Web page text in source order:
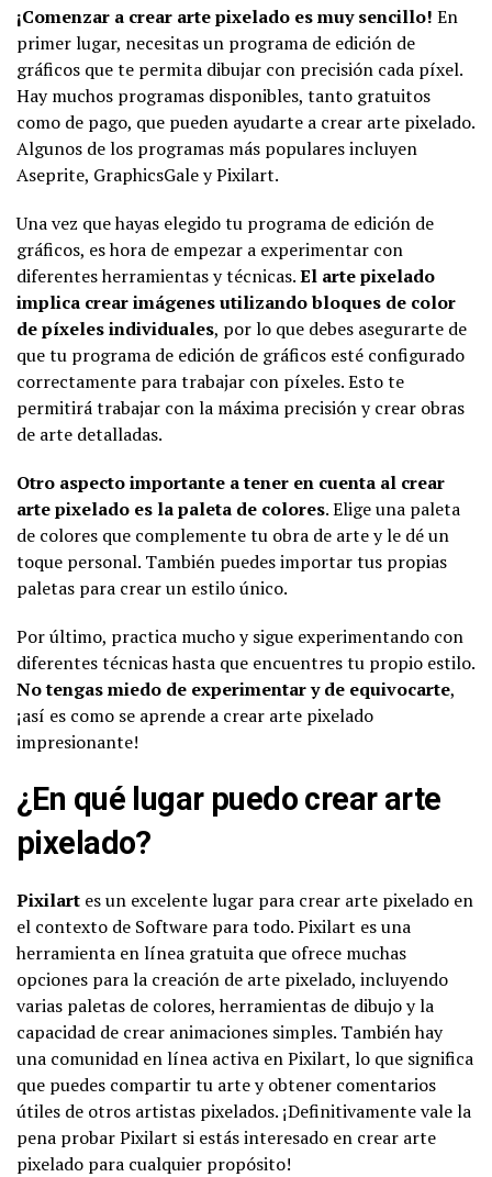
¡Comenzar a crear arte pixelado es muy sencillo! En
primer lugar, necesitas un programa de edición de
gráficos que te permita dibujar con precisión cada píxel.
Hay muchos programas disponibles, tanto gratuitos
como de pago, que pueden ayudarte a crear arte pixelado.
Algunos de los programas más populares incluyen
Aseprite, GraphicsGale y Pixilart.
Una vez que hayas elegido tu programa de edición de
gráficos, es hora de empezar a experimentar con
diferentes herramientas y técnicas.El arte pixelado
implica crear imágenes utilizando bloques de color
de píxeles individuales, por lo que debes asegurarte de
que tu programa de edición de gráficos esté configurado
correctamente para trabajar con píxeles. Esto te
permitirá trabajar con la máxima precisión y crear obras
de arte detalladas.
Otro aspecto importante a tener en cuenta al crear
arte pixelado es la paleta de colores. Elige una paleta
de colores que complemente tu obra de arte y le dé un
toque personal. También puedes importar tus propias
paletas para crear un estilo único.
Por último, practica mucho y sigue experimentando con
diferentes técnicas hasta que encuentres tu propio estilo.
No tengas miedo de experimentar y de equivocarte,
¡así es como se aprende a crear arte pixelado
impresionante!
¿En qué lugar puedo crear arte
pixelado?
Pixilart es un excelente lugar para crear arte pixelado en
el contexto de Software para todo. Pixilart es una
herramienta en línea gratuita que ofrece muchas
opciones para la creación de arte pixelado, incluyendo
varias paletas de colores, herramientas de dibujo y la
capacidad de crear animaciones simples. También hay
una comunidad en línea activa en Pixilart, lo que significa
que puedes compartir tu arte y obtener comentarios
útiles de otros artistas pixelados. ¡Definitivamente vale la
pena probar Pixilart si estás interesado en crear arte
pixelado para cualquier propósito!